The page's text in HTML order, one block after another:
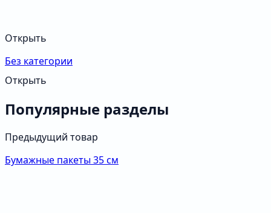
Открыть
Без категории
Открыть
Популярные разделы
Предыдущий товар
Бумажные пакеты 35 см